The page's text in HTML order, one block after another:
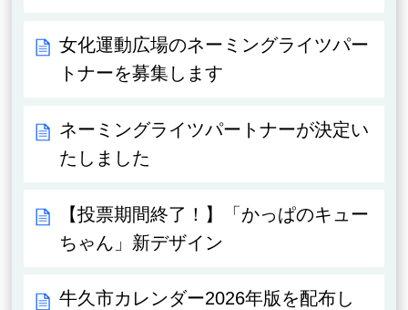
女化運動広場のネーミングライツパー
トナーを募集します
ネーミングライツパートナーが決定い
たしました
【投票期間終了！】「かっぱのキュー
ちゃん」新デザイン
牛久市カレンダー2026年版を配布し